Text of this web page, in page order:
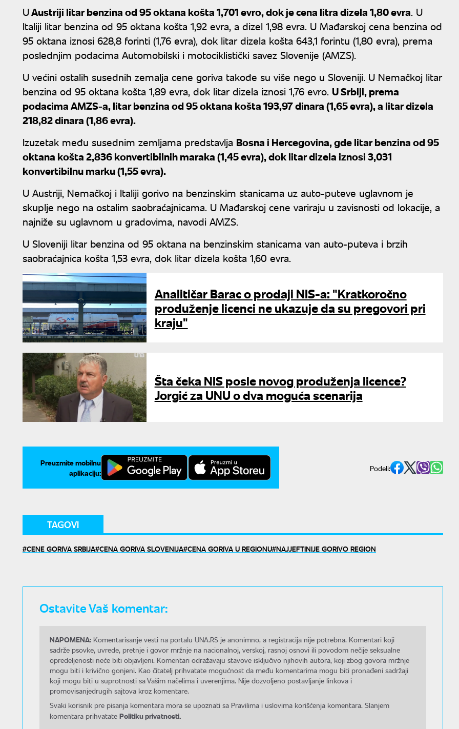
UAustriji litar benzina od 95 oktana košta 1,701 evro, dok je cena litra dizela 1,80 evra. U
Italiji litar benzina od 95 oktana košta 1,92 evra, a dizel 1,98 evra. U Mađarskoj cena benzina od
95 oktana iznosi 628,8 forinti (1,76 evra), dok litar dizela košta 643,1 forintu (1,80 evra), prema
poslednjim podacima Automobilski i motociklistički savez Slovenije (AMZS).
U većini ostalih susednih zemalja cene goriva takođe su više nego u Sloveniji. U Nemačkoj litar
benzina od 95 oktana košta 1,89 evra, dok litar dizela iznosi 1,76 evro. U Srbiji, prema
podacima AMZS-a, litar benzina od 95 oktana košta 193,97 dinara (1,65 evra), a litar dizela
218,82 dinara (1,86 evra).
Izuzetak među susednim zemljama predstavlja Bosna i Hercegovina, gde litar benzina od 95
oktana košta 2,836 konvertibilnih maraka (1,45 evra), dok litar dizela iznosi 3,031
konvertibilnu marku (1,55 evra).
U Austriji, Nemačkoj i Italiji gorivo na benzinskim stanicama uz auto-puteve uglavnom je
skuplje nego na ostalim saobraćajnicama. U Mađarskoj cene variraju u zavisnosti od lokacije, a
najniže su uglavnom u gradovima, navodi AMZS.
U Sloveniji litar benzina od 95 oktana na benzinskim stanicama van auto-puteva i brzih
saobraćajnica košta 1,53 evra, dok litar dizela košta 1,60 evra.
Analitičar Barac o prodaji NIS-a: "Kratkoročno
produženje licenci ne ukazuje da su pregovori pri
kraju"
Šta čeka NIS posle novog produženja licence?
Jorgić za UNU o dva moguća scenarija
Preuzmite mobilnu
aplikaciju:
Podeli:
TAGOVI
CENE GORIVA SRBIJA CENA GORIVA SLOVENIJA CENA GORIVA U REGIONU NAJJEFTINIJE GORIVO REGION
Ostavite Vaš komentar:
NAPOMENA: Komentarisanje vesti na portalu UNA.RS je anonimno, a registracija nije potrebna. Komentari koji
sadrže psovke, uvrede, pretnje i govor mržnje na nacionalnoj, verskoj, rasnoj osnovi ili povodom nečije seksualne
opredeljenosti neće biti objavljeni. Komentari odražavaju stavove isključivo njihovih autora, koji zbog govora mržnje
mogu biti i krivično gonjeni. Kao čitatelj prihvatate mogućnost da među komentarima mogu biti pronađeni sadržaji
koji mogu biti u suprotnosti sa Vašim načelima i uverenjima. Nije dozvoljeno postavljanje linkova i
promovisanjedrugih sajtova kroz komentare.
Svaki korisnik pre pisanja komentara mora se upoznati sa Pravilima i uslovima korišćenja komentara. Slanjem
komentara prihvatate Politiku privatnosti.